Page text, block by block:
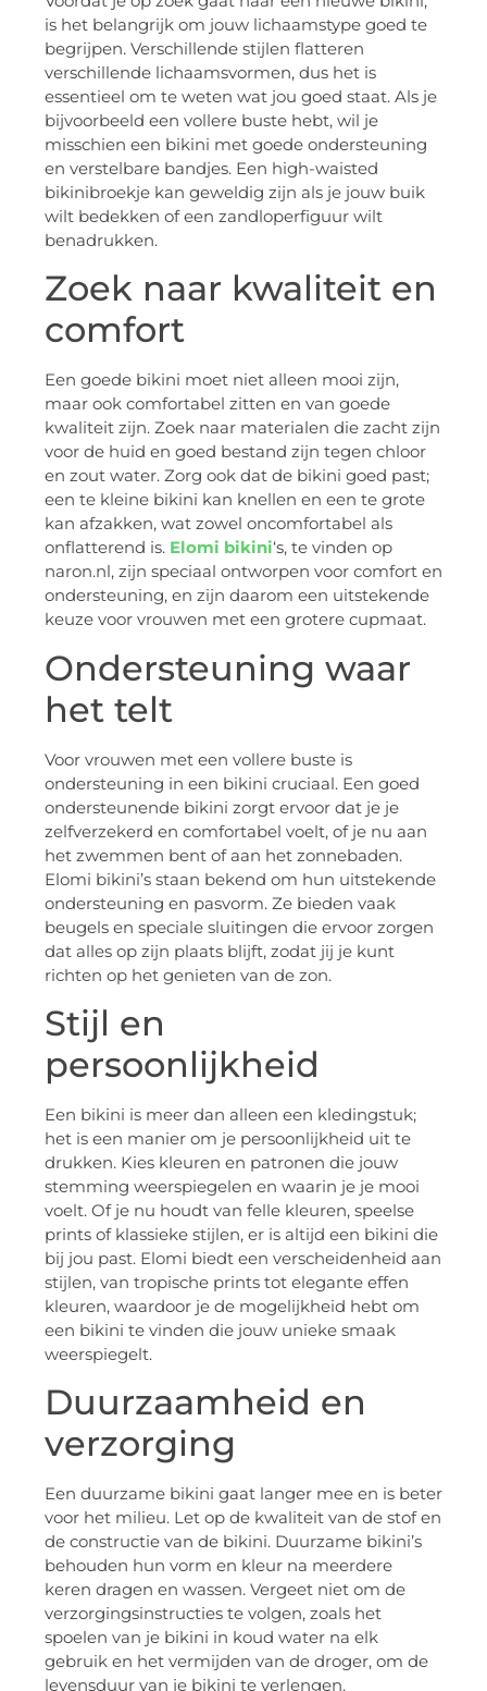
is het belangrijk om jouw lichaamstype goed te
begrijpen. Verschillende stijlen flatteren
verschillende lichaamsvormen, dus het is
essentieel om te weten wat jou goed staat. Als je
bijvoorbeeld een vollere buste hebt, wil je
misschien een bikini met goede ondersteuning
en verstelbare bandjes. Een high-waisted
bikinibroekje kan geweldig zijn als je jouw buik
wilt bedekken of een zandloperfiguur wilt
benadrukken.
Zoek naar kwaliteit en
comfort
Een goede bikini moet niet alleen mooi zijn,
maar ook comfortabel zitten en van goede
kwaliteit zijn. Zoek naar materialen die zacht zijn
voor de huid en goed bestand zijn tegen chloor
en zout water. Zorg ook dat de bikini goed past;
een te kleine bikini kan knellen en een te grote
kan afzakken, wat zowel oncomfortabel als
onflatterend is. Elomi bikini‘s, te vinden op
naron.nl, zijn speciaal ontworpen voor comfort en
ondersteuning, en zijn daarom een uitstekende
keuze voor vrouwen met een grotere cupmaat.
Ondersteuning waar
het telt
Voor vrouwen met een vollere buste is
ondersteuning in een bikini cruciaal. Een goed
ondersteunende bikini zorgt ervoor dat je je
zelfverzekerd en comfortabel voelt, of je nu aan
het zwemmen bent of aan het zonnebaden.
Elomi bikini’s staan bekend om hun uitstekende
ondersteuning en pasvorm. Ze bieden vaak
beugels en speciale sluitingen die ervoor zorgen
dat alles op zijn plaats blijft, zodat jij je kunt
richten op het genieten van de zon.
Stijl en
persoonlijkheid
Een bikini is meer dan alleen een kledingstuk;
het is een manier om je persoonlijkheid uit te
drukken. Kies kleuren en patronen die jouw
stemming weerspiegelen en waarin je je mooi
voelt. Of je nu houdt van felle kleuren, speelse
prints of klassieke stijlen, er is altijd een bikini die
bij jou past. Elomi biedt een verscheidenheid aan
stijlen, van tropische prints tot elegante effen
kleuren, waardoor je de mogelijkheid hebt om
een bikini te vinden die jouw unieke smaak
weerspiegelt.
Duurzaamheid en
verzorging
Een duurzame bikini gaat langer mee en is beter
voor het milieu. Let op de kwaliteit van de stof en
de constructie van de bikini. Duurzame bikini’s
behouden hun vorm en kleur na meerdere
keren dragen en wassen. Vergeet niet om de
verzorgingsinstructies te volgen, zoals het
spoelen van je bikini in koud water na elk
gebruik en het vermijden van de droger, om de
levensduur van je bikini te verlengen.